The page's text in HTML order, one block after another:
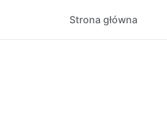
Strona główna